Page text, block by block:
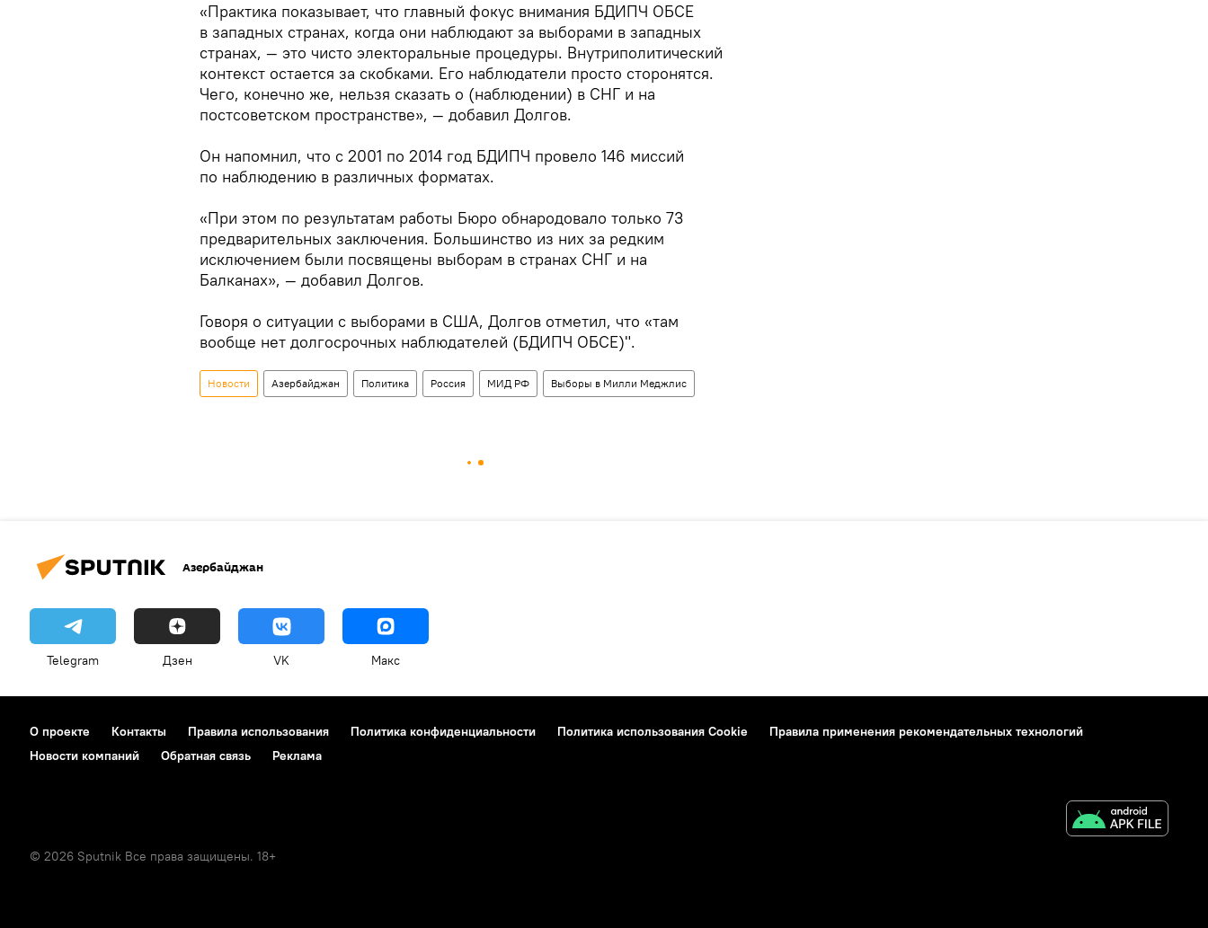
«Практика показывает, что главный фокус внимания БДИПЧ ОБСЕ
в западных странах, когда они наблюдают за выборами в западных
странах, — это чисто электоральные процедуры. Внутриполитический
контекст остается за скобками. Его наблюдатели просто сторонятся.
Чего, конечно же, нельзя сказать о (наблюдении) в СНГ и на
постсоветском пространстве», — добавил Долгов.
Он напомнил, что с 2001 по 2014 год БДИПЧ провело 146 миссий
по наблюдению в различных форматах.
«При этом по результатам работы Бюро обнародовало только 73
предварительных заключения. Большинство из них за редким
исключением были посвящены выборам в странах СНГ и на
Балканах», — добавил Долгов.
Говоря о ситуации с выборами в США, Долгов отметил, что «там
вообще нет долгосрочных наблюдателей (БДИПЧ ОБСЕ)".
Новости Азербайджан Политика Россия МИД РФ Выборы в Милли Меджлис
Азербайджан
Telegram Дзен VK Макс
О проекте Контакты Правила использования Политика конфиденциальности Политика использования Cookie
Правила применения рекомендательных технологий
Новости компаний
Обратная связь Реклама
© 2026 Sputnik Все права защищены. 18+